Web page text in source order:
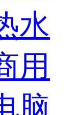
水
用
脑